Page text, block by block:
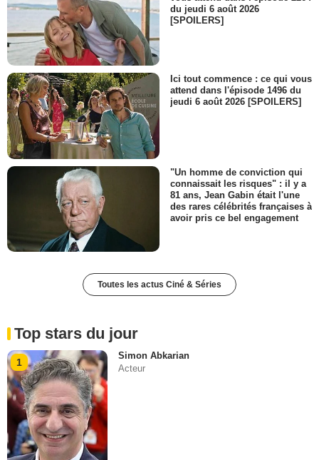
du jeudi 6 août 2026
[SPOILERS]
Ici tout commence : ce qui vous
attend dans l'épisode 1496 du
jeudi 6 août 2026 [SPOILERS]
"Un homme de conviction qui
connaissait les risques" : il y a
81 ans, Jean Gabin était l'une
des rares célébrités françaises à
avoir pris ce bel engagement
Toutes les actus Ciné & Séries
Top stars du jour
1
Simon Abkarian
Acteur